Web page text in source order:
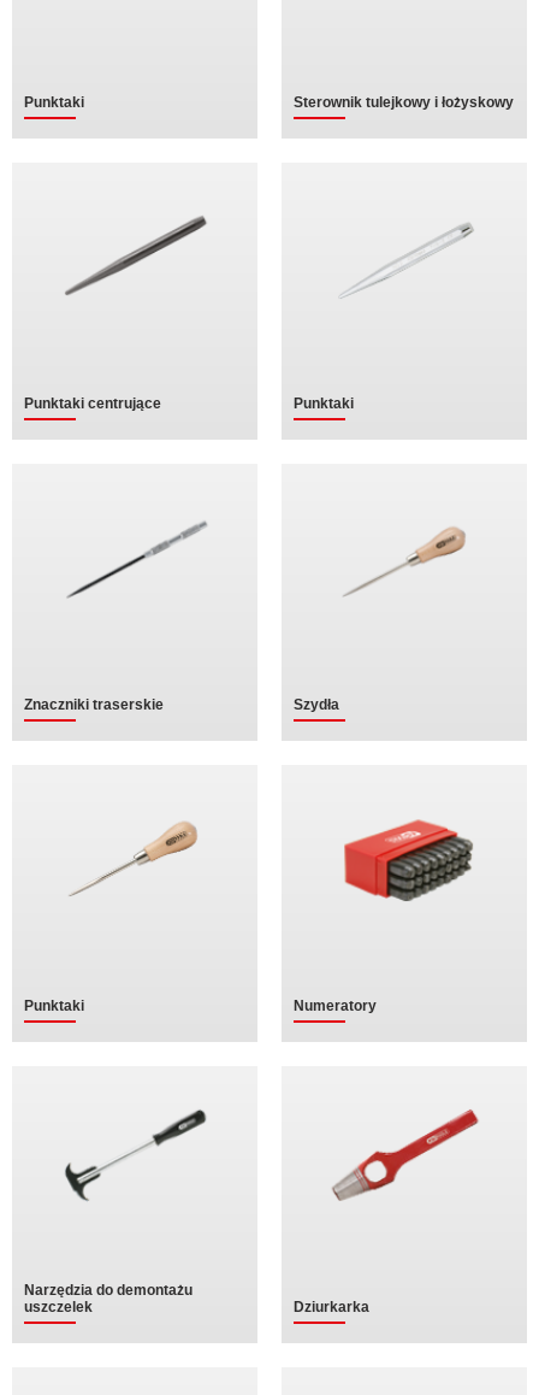
Punktaki Sterownik tulejkowy i łożyskowy
Punktaki centrujące Punktaki
Znaczniki traserskie Szydła
Punktaki Numeratory
Narzędzia do demontażu
uszczelek
Dziurkarka